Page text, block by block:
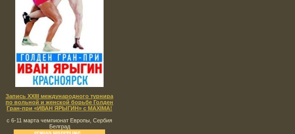
Запись XXIII международного турнира
по вольной и женской борьбе Голден
Гран-при «ИВАН ЯРЫГИН» с MAXIMA!
с 6-11 марта чемпионат Европы, Сербия
Белград